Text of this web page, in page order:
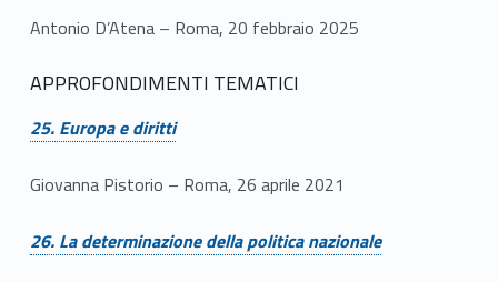
Antonio D’Atena – Roma, 20 febbraio 2025
APPROFONDIMENTI TEMATICI
Link identifier #identifier__85636-27
25. Europa e diritti
Giovanna Pistorio – Roma, 26 aprile 2021
Link identifier #identifier__2016-28
26. La determinazione della politica nazionale